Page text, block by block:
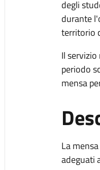
degli
durante
territorio
Il
periodo
mensa
La
adeguati